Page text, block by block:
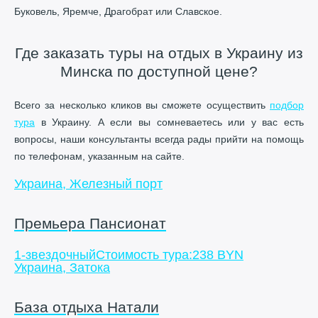
Буковель, Яремче, Драгобрат или Славское.
Где заказать туры на отдых в Украину из
Минска по доступной цене?
Всего за несколько кликов вы сможете осуществить подбор
тура в Украину. А если вы сомневаетесь или у вас есть
вопросы, наши консультанты всегда рады прийти на помощь
по телефонам, указанным на сайте.
Украина, Железный порт
Премьера Пансионат
1-звездочныйСтоимость тура:238 BYN
Украина, Затока
База отдыха Натали